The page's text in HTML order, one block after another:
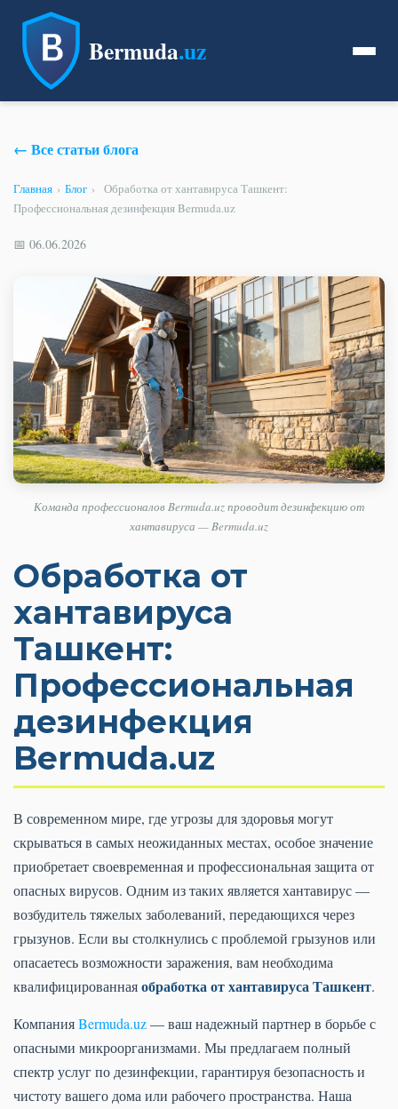
Bermuda.uz
← Все статьи блога
Главная › Блог ›
Обработка от хантавируса Ташкент:
Профессиональная дезинфекция Bermuda.uz
📅 06.06.2026
Команда профессионалов Bermuda.uz проводит дезинфекцию от
хантавируса — Bermuda.uz
Обработка от
хантавируса
Ташкент:
Профессиональная
дезинфекция
Bermuda.uz
В современном мире, где угрозы для здоровья могут
скрываться в самых неожиданных местах, особое значение
приобретает своевременная и профессиональная защита от
опасных вирусов. Одним из таких является хантавирус —
возбудитель тяжелых заболеваний, передающихся через
грызунов. Если вы столкнулись с проблемой грызунов или
опасаетесь возможности заражения, вам необходима
квалифицированнаяобработка от хантавируса Ташкент.
КомпанияBermuda.uz— ваш надежный партнер в борьбе с
опасными микроорганизмами. Мы предлагаем полный
спектр услуг по дезинфекции, гарантируя безопасность и
чистоту вашего дома или рабочего пространства. Наша